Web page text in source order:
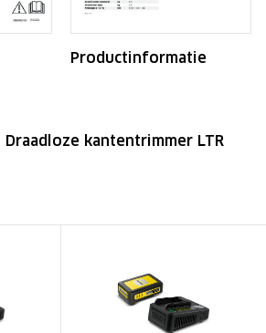
Productinformatie
Draadloze kantentrimmer LTR